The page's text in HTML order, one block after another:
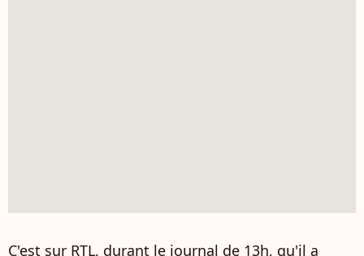
C'est sur RTL, durant le journal de 13h, qu'il a